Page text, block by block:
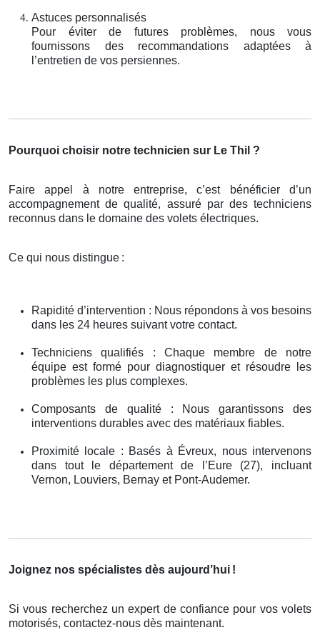
Astuces personnalisés
Pour éviter de futures problèmes, nous vous
fournissons des recommandations adaptées à
l’entretien de vos persiennes.
Pourquoi choisir notre technicien sur Le Thil ?
Faire appel à notre entreprise, c’est bénéficier d’un
accompagnement de qualité, assuré par des techniciens
reconnus dans le domaine des volets électriques.
Ce qui nous distingue :
Rapidité d’intervention : Nous répondons à vos besoins
dans les 24 heures suivant votre contact.
Techniciens qualifiés : Chaque membre de notre
équipe est formé pour diagnostiquer et résoudre les
problèmes les plus complexes.
Composants de qualité : Nous garantissons des
interventions durables avec des matériaux fiables.
Proximité locale : Basés à Évreux, nous intervenons
dans tout le département de l’Eure (27), incluant
Vernon, Louviers, Bernay et Pont-Audemer.
Joignez nos spécialistes dès aujourd’hui !
Si vous recherchez un expert de confiance pour vos volets
motorisés, contactez-nous dès maintenant.